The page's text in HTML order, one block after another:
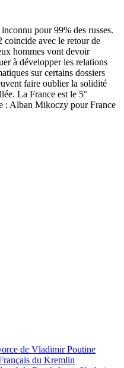
pour 99% des russes.
coincide avec le retour de
hommes vont devoir
à développer les relations
sur certains dossiers
faire oublier la solidité
La France est le 5°
: Alban Mikoczy pour France
de Vladimir Poutine
du Kremlin